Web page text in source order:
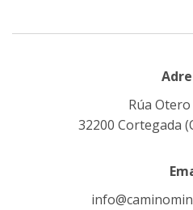
Rúa
32200 Cortegada